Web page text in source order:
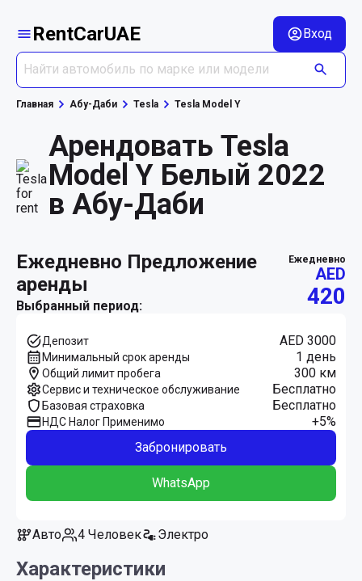
RentCarUAE Вход
Главная Абу-Даби Tesla Tesla Model Y
Арендовать Tesla
Model Y Белый 2022
в Абу-Даби
ежедневно Предложение
аренды
Выбранный период:
ежедневно
AED
420
Депозит AED 3000
Минимальный срок аренды 1 день
Общий лимит пробега 300 км
Сервис и техническое обслуживание Бесплатно
Базовая страховка Бесплатно
НДС Налог Применимо
+5%
Забронировать
WhatsApp
Авто 4 Человек Электро
Характеристики